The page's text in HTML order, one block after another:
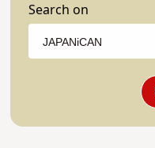
Search on